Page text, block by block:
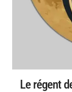
Le régent